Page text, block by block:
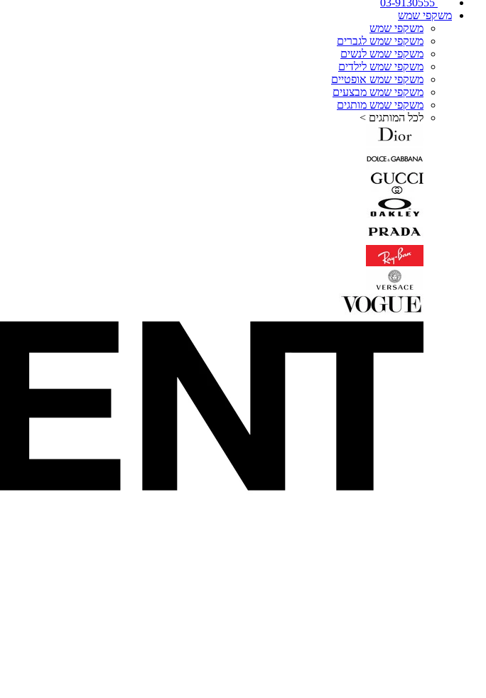
משקפי שמש
משקפי שמש
משקפי שמש לגברים
משקפי שמש לנשים
משקפי שמש לילדים
משקפי שמש אופטיים
משקפי שמש מבצעים
משקפי שמש מותגים
לכל המותגים >